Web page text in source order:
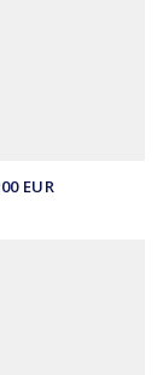
EUR